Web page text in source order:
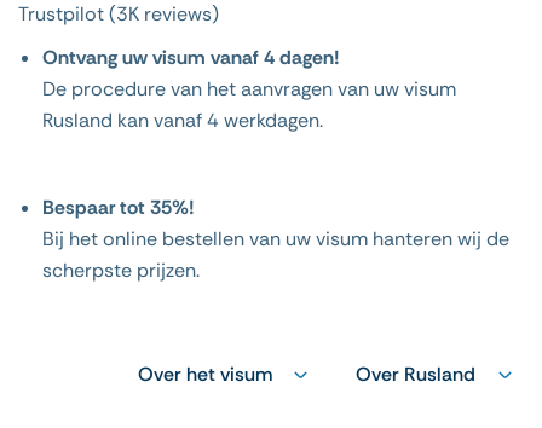
Trustpilot (3K reviews)
Ontvang uw visum vanaf 4 dagen!
De procedure van het aanvragen van uw visum
Rusland kan vanaf 4 werkdagen.
Bespaar tot 35%!
Bij het online bestellen van uw visum hanteren wij de
scherpste prijzen.
Over het visum Over Rusland